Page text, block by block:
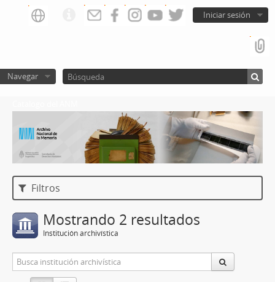
Iniciar sesión
Navegar
Filtros
Mostrando 2 resultados
Institución archivística